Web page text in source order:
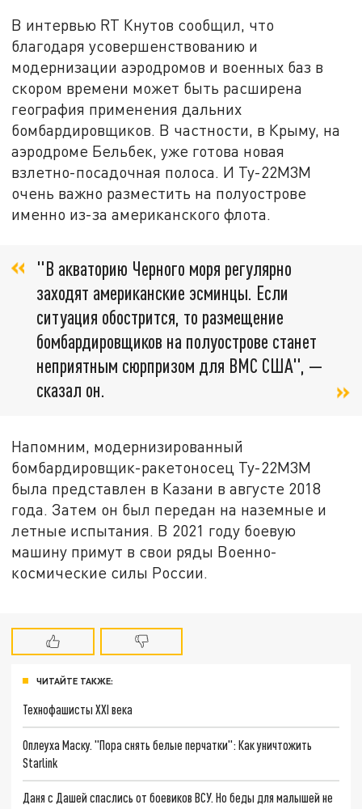
В интервью RT Кнутов сообщил, что
благодаря усовершенствованию и
модернизации аэродромов и военных баз в
скором времени может быть расширена
география применения дальних
бомбардировщиков. В частности, в Крыму, на
аэродроме Бельбек, уже готова новая
взлетно-посадочная полоса. И Ту-22М3М
очень важно разместить на полуострове
именно из-за американского флота.
"В акваторию Черного моря регулярно
заходят американские эсминцы. Если
ситуация обострится, то размещение
бомбардировщиков на полуострове станет
неприятным сюрпризом для ВМС США", —
сказал он.
Напомним, модернизированный
бомбардировщик-ракетоносец Ту-22М3М
была представлен в Казани в августе 2018
года. Затем он был передан на наземные и
летные испытания. В 2021 году боевую
машину примут в свои ряды Военно-
космические силы России.
ЧИТАЙТЕ ТАКЖЕ:
Технофашисты XXI века
Оплеуха Маску. "Пора снять белые перчатки": Как уничтожить
Starlink
Даня с Дашей спаслись от боевиков ВСУ. Но беды для малышей не